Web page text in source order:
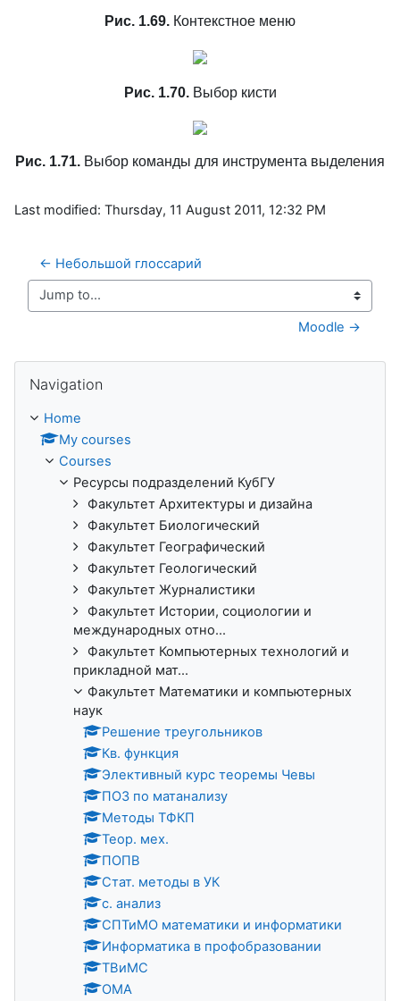
Рис. 1.69. Контекстное меню
Рис. 1.70. Выбор кисти
Рис. 1.71. Выбор команды для инструмента выделения
Last modified: Thursday, 11 August 2011, 12:32 PM
← Небольшой глоссарий
Jump to...
Moodle →
Navigation
Home
My courses
Courses
Ресурсы подразделений КубГУ
Факультет Архитектуры и дизайна
Факультет Биологический
Факультет Географический
Факультет Геологический
Факультет Журналистики
Факультет Истории, социологии и
международных отно...
Факультет Компьютерных технологий и
прикладной мат...
Факультет Математики и компьютерных
наук
Решение треугольников
Кв. функция
Элективный курс теоремы Чевы
ПОЗ по матанализу
Методы ТФКП
Теор. мех.
ПОПВ
Стат. методы в УК
с. анализ
СПТиМО математики и информатики
Информатика в профобразовании
ТВиМС
ОМА